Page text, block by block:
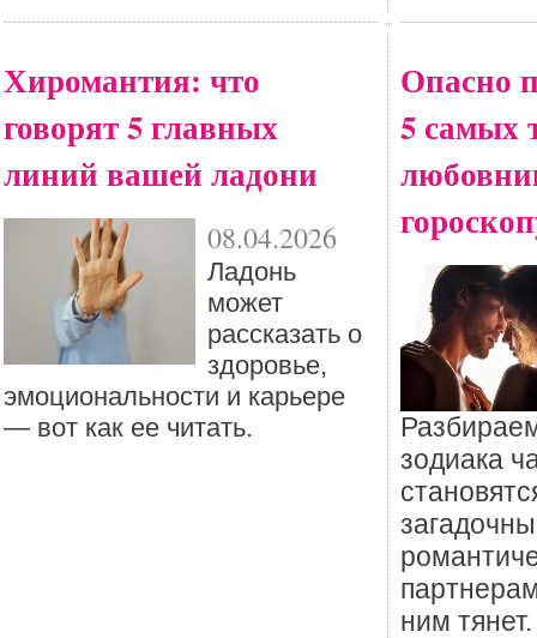
Хиромантия: что
говорят 5 главных
линий вашей ладони
08.04.2026
Ладонь
может
рассказать о
здоровье,
эмоциональности и карьере
— вот как ее читать.
Опасно
5 самых
зодиака
ним тянет.